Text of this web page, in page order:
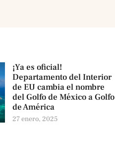
¡Ya es oficial!
Departamento del Interior
de EU cambia el nombre
del Golfo de México a Golfo
de América
27 enero, 2025